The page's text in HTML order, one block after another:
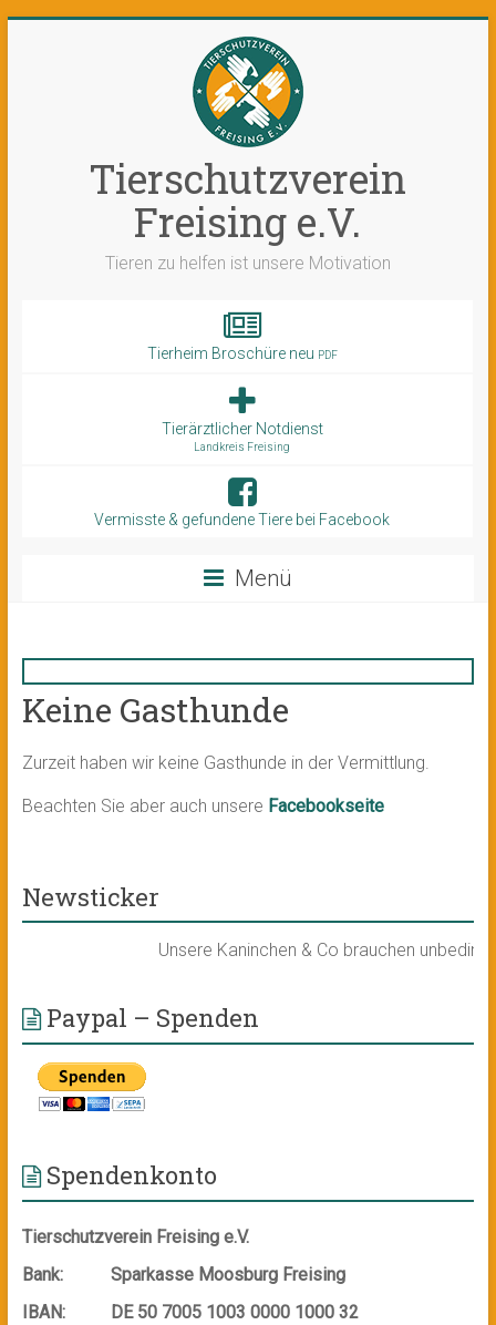
Tierschutzverein
Freising e.V.
Tieren zu helfen ist unsere Motivation
Tierheim Broschüre neu PDF
Tierärztlicher Notdienst
Landkreis Freising
Vermisste & gefundene Tiere bei Facebook
Menü
Keine Gasthunde
Zurzeit haben wir keine Gasthunde in der Vermittlung.
Beachten Sie aber auch unsere Facebookseite
Newsticker
Unsere Kaninchen & Co brauchen
Paypal – Spenden
Spendenkonto
Tierschutzverein Freising e.V.
Bank:
Sparkasse Moosburg Freising
IBAN:
DE 50 7005 1003 0000 1000 32